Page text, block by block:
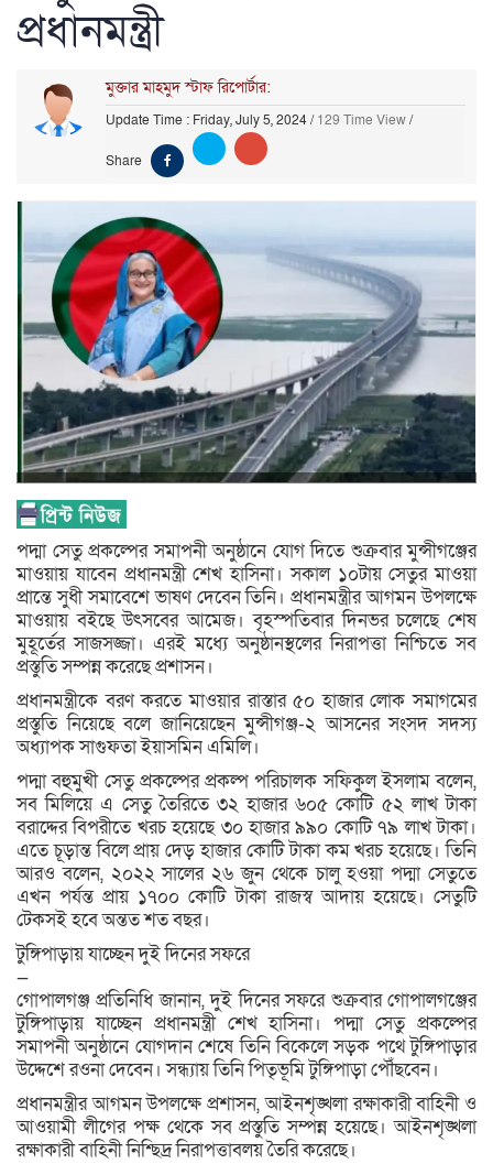
প্রধানমন্ত্রী
মুক্তার মাহমুদ স্টাফ রিপোর্টার:
Update Time : Friday, July 5, 2024/129 Time View/
Share
পদ্মা সেতু প্রকল্পের সমাপনী অনুষ্ঠানে যোগ দিতে শুক্রবার মুন্সীগঞ্জের
মাওয়ায় যাবেন প্রধানমন্ত্রী শেখ হাসিনা। সকাল ১০টায় সেতুর মাওয়া
প্রান্তে সুধী সমাবেশে ভাষণ দেবেন তিনি। প্রধানমন্ত্রীর আগমন উপলক্ষে
মাওয়ায় বইছে উৎসবের আমেজ। বৃহস্পতিবার দিনভর চলেছে শেষ
মুহূর্তের সাজসজ্জা। এরই মধ্যে অনুষ্ঠানস্থলের নিরাপত্তা নিশ্চিতে সব
প্রস্তুতি সম্পন্ন করেছে প্রশাসন।
প্রধানমন্ত্রীকে বরণ করতে মাওয়ার রাস্তার ৫০ হাজার লোক সমাগমের
প্রস্তুতি নিয়েছে বলে জানিয়েছেন মুন্সীগঞ্জ-২ আসনের সংসদ সদস্য
অধ্যাপক সাগুফতা ইয়াসমিন এমিলি।
পদ্মা বহুমুখী সেতু প্রকল্পের প্রকল্প পরিচালক সফিকুল ইসলাম বলেন,
সব মিলিয়ে এ সেতু তৈরিতে ৩২ হাজার ৬০৫ কোটি ৫২ লাখ টাকা
বরাদ্দের বিপরীতে খরচ হয়েছে ৩০ হাজার ৯৯০ কোটি ৭৯ লাখ টাকা।
এতে চূড়ান্ত বিলে প্রায় দেড় হাজার কোটি টাকা কম খরচ হয়েছে। তিনি
আরও বলেন, ২০২২ সালের ২৬ জুন থেকে চালু হওয়া পদ্মা সেতুতে
এখন পর্যন্ত প্রায় ১৭০০ কোটি টাকা রাজস্ব আদায় হয়েছে। সেতুটি
টেকসই হবে অন্তত শত বছর।
টুঙ্গিপাড়ায় যাচ্ছেন দুই দিনের সফরে
—
গোপালগঞ্জ প্রতিনিধি জানান, দুই দিনের সফরে শুক্রবার গোপালগঞ্জের
টুঙ্গিপাড়ায় যাচ্ছেন প্রধানমন্ত্রী শেখ হাসিনা। পদ্মা সেতু প্রকল্পের
সমাপনী অনুষ্ঠানে যোগদান শেষে তিনি বিকেলে সড়ক পথে টুঙ্গিপাড়ার
উদ্দেশে রওনা দেবেন। সন্ধ্যায় তিনি পিতৃভূমি টুঙ্গিপাড়া পৌঁছবেন।
প্রধানমন্ত্রীর আগমন উপলক্ষে প্রশাসন, আইনশৃঙ্খলা রক্ষাকারী বাহিনী ও
আওয়ামী লীগের পক্ষ থেকে সব প্রস্তুতি সম্পন্ন হয়েছে। আইনশৃঙ্খলা
রক্ষাকারী বাহিনী নিশ্ছিদ্র নিরাপত্তাবলয় তৈরি করেছে।